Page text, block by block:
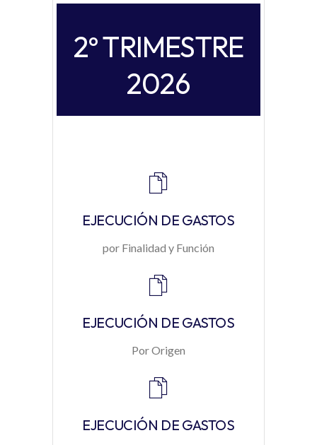
2º TRIMESTRE
2026
EJECUCIÓN DE GASTOS
por Finalidad y Función
EJECUCIÓN DE GASTOS
Por Origen
EJECUCIÓN DE GASTOS